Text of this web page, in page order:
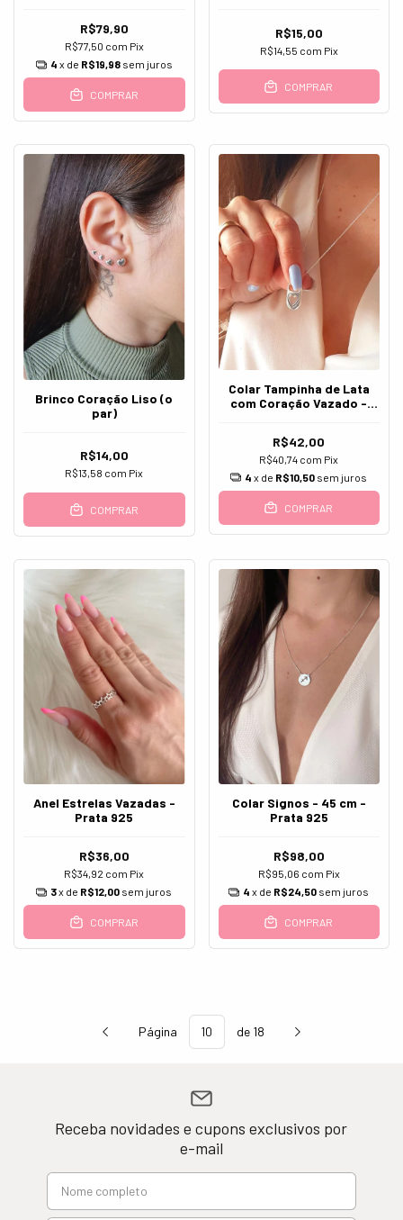
R$79,90
R$77,50 com Pix
4 x de R$19,98 sem juros
COMPRAR
R$15,00
R$14,55 com Pix
COMPRAR
Brinco Coração Liso (o
par)
R$14,00
R$13,58 com Pix
COMPRAR
Colar Tampinha de Lata
com Coração Vazado -
R$42,00
R$40,74 com Pix
4 x de R$10,50 sem juros
COMPRAR
Anel Estrelas Vazadas -
Prata 925
R$36,00
R$34,92 com Pix
3x de R$12,00 sem juros
COMPRAR
Colar Signos - 45 cm -
Prata 925
R$98,00
R$95,06 com Pix
4 x de R$24,50 sem juros
COMPRAR
Página de 18
Receba novidades e cupons exclusivos por
e-mail